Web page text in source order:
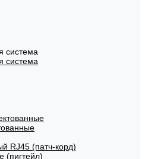
система
система
RJ45 (патч-корд)
(пигтейл)